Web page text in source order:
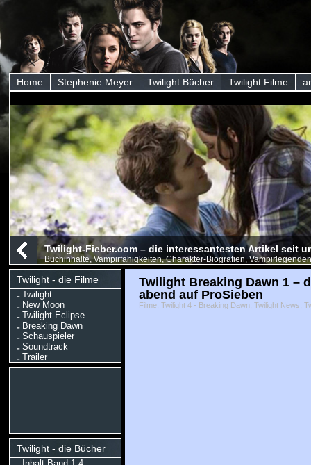
Home Stephenie Meyer Twilight Bücher Twilight Filme
Twilight-Fieber.com – die interessantesten Artikel seit
Buchinhalte, Vampirfähigkeiten, Charakter-Biografien,
Twilight - die Filme
Twilight
New Moon
Twilight Eclipse
Breaking Dawn
Schauspieler
Soundtrack
Trailer
Twilight - die Bücher
Twilight Breaking Dawn 1 –
abend auf ProSieben
Filme, Twilight 4 - Breaking Dawn, Twilight News